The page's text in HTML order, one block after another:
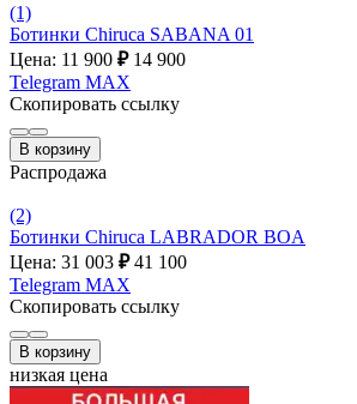
(1)
Ботинки Chiruca SABANA 01
Цена: 11 900 ₽ 14 900
Telegram MAX
Скопировать ссылку
В корзину
Распродажа
(2)
Ботинки Chiruca LABRADOR BOA
Цена: 31 003 ₽ 41 100
Telegram MAX
Скопировать ссылку
В корзину
низкая цена